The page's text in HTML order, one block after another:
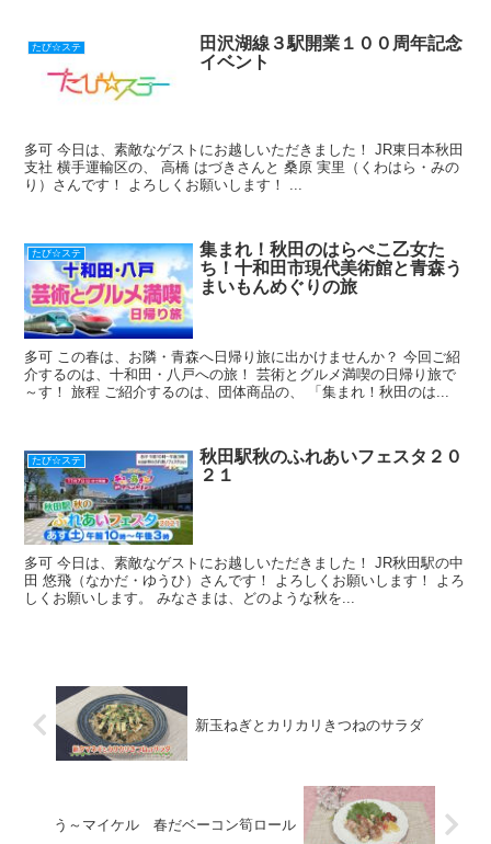
たび☆ステ
田沢湖線３駅開業１００周年記念
イベント
多可 今日は、素敵なゲストにお越しいただきました！ JR東日本秋田
支社 横手運輸区の、 高橋 はづきさんと 桑原 実里（くわはら・みの
り）さんです！ よろしくお願いします！ ...
たび☆ステ
集まれ！秋田のはらぺこ乙女た
ち！十和田市現代美術館と青森う
まいもんめぐりの旅
多可 この春は、お隣・青森へ日帰り旅に出かけませんか？ 今回ご紹
介するのは、十和田・八戸への旅！ 芸術とグルメ満喫の日帰り旅で
～す！ 旅程 ご紹介するのは、団体商品の、 「集まれ！秋田のは...
たび☆ステ
秋田駅秋のふれあいフェスタ２０
２１
多可 今日は、素敵なゲストにお越しいただきました！ JR秋田駅の中
田 悠飛（なかだ・ゆうひ）さんです！ よろしくお願いします！ よろ
しくお願いします。 みなさまは、どのような秋を...
新玉ねぎとカリカリきつねのサラダ
う～マイケル 春だベーコン筍ロール